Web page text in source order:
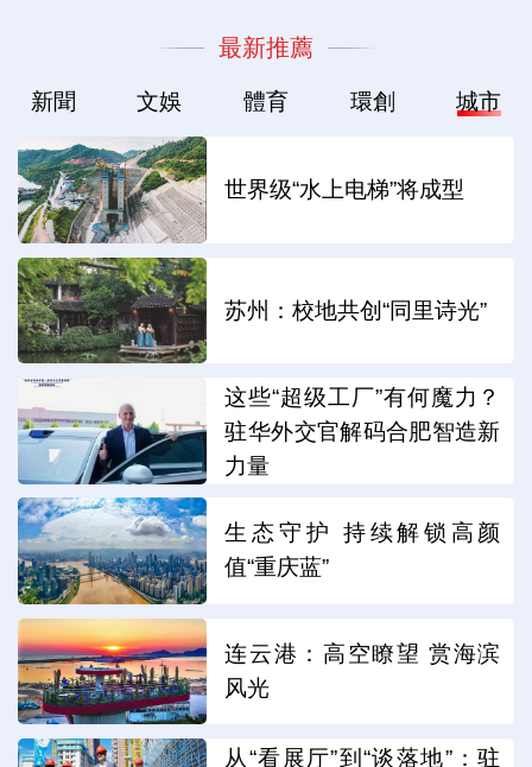
最新推薦
新聞 文娛 體育 環創 城市
世界级“水上电梯”将成型
苏州：校地共创“同里诗光”
这些“超级工厂”有何魔力？
驻华外交官解码合肥智造新
力量
生态守护 持续解锁高颜
值“重庆蓝”
连云港：高空瞭望 赏海滨
风光
从“看展厅”到“谈落地”：驻